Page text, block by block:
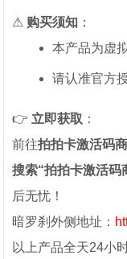
⚠ 购买须知 ：
本产品为虚
请认准官方
👉 立即获取 ：
前往拍拍卡激活码
搜索“拍拍卡激活码
后无忧！
暗罗刹外侧地址：
以上产品全天24小